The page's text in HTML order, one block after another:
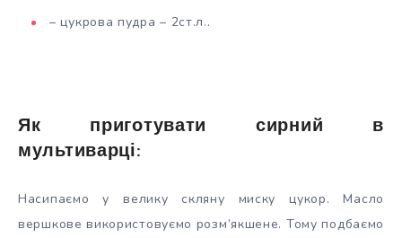
– цукрова пудра – 2ст.л..
Як приготувати сирний в
мультиварці:
Насипаємо у велику скляну миску цукор. Масло
вершкове використовуємо розм’якшене. Тому подбаємо